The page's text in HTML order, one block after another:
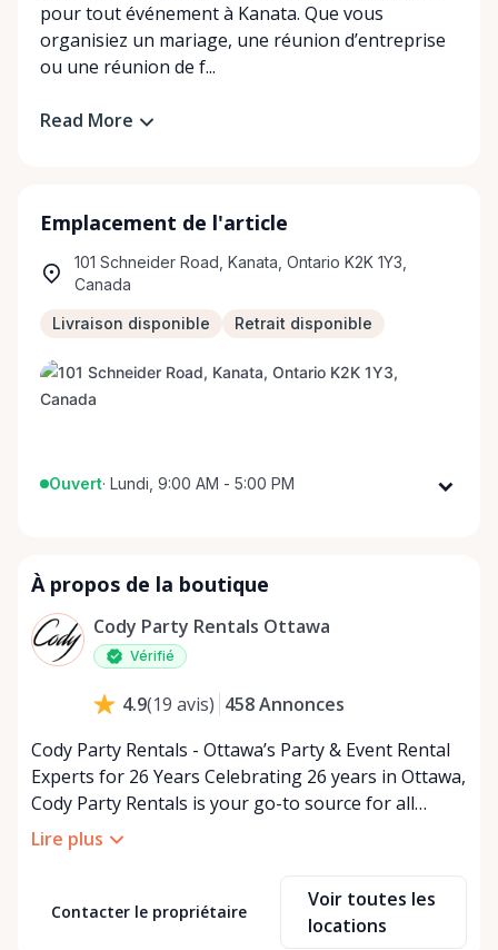
pour tout événement à Kanata. Que vous
organisiez un mariage, une réunion d’entreprise
ou une réunion de f...
Read More
Emplacement de l'article
101 Schneider Road, Kanata, Ontario K2K 1Y3,
Canada
Livraison disponible Retrait disponible
Ouvert· Lundi, 9:00 AM - 5:00 PM
Mercredi
Jeudi
9:00 AM - 5:00 PM
Vendredi
Dimanche
À propos de la boutique
Cody Party Rentals Ottawa
Vérifié
4.9(19 avis) 458Annonces
Cody Party Rentals - Ottawa’s Party & Event Rental
Experts for 26 Years Celebrating 26 years in Ottawa,
Cody Party Rentals is your go-to source for all
things party and event rentals. We’re proud to be a
partner of Rent Anything, expanding our offerings
At Cody Party Rentals, we believe in the power of
sharing—giving others the chance to rent out their
Lire plus
Contacter le propriétaire
Voir toutes les
locations